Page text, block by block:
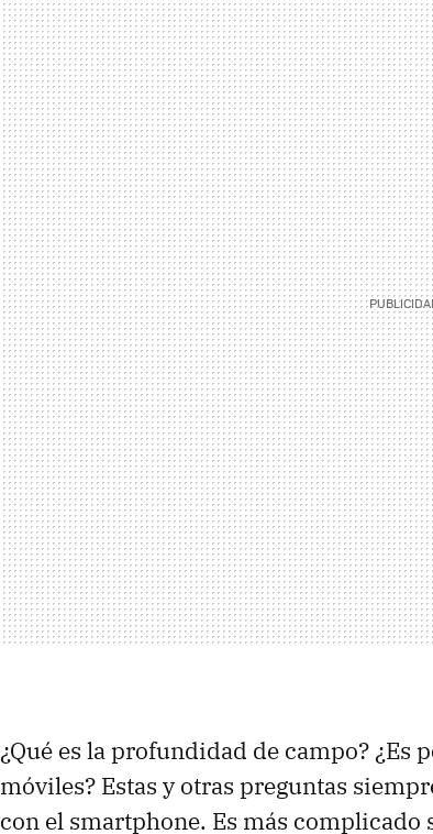
¿Qué es la profundidad de campo?
móviles? Estas y otras preguntas
con el smartphone. Es más